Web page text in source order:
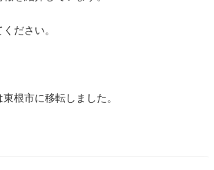
ださい。
根市に移転しました。